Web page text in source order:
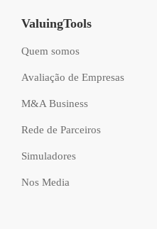
ValuingTools
Quem somos
Avaliação de Empresas
M&A Business
Rede de Parceiros
Simuladores
Nos Media